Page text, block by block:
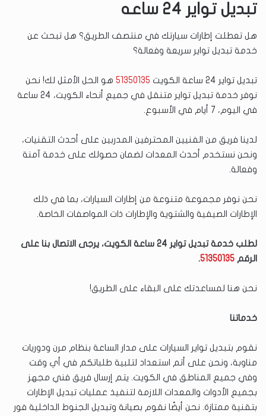
تبديل تواير 24 ساعه
هل تعطلت إطارات سيارتك في منتصف الطريق؟ هل تبحث عن
خدمة تبديل تواير سريعة وفعالة؟
تبديل تواير 24 ساعة الكويت 51350135 هو الحل الأمثل لك! نحن
نوفر خدمة تبديل تواير متنقل في جميع أنحاء الكويت، 24 ساعة
في اليوم، 7 أيام في الأسبوع.
لدينا فريق من الفنيين المحترفين المدربين على أحدث التقنيات،
ونحن نستخدم أحدث المعدات لضمان حصولك على خدمة آمنة
وفعالة.
نحن نوفر مجموعة متنوعة من إطارات السيارات، بما في ذلك
الإطارات الصيفية والشتوية والإطارات ذات المواصفات الخاصة.
لطلب خدمة تبديل تواير 24 ساعة الكويت، يرجى الاتصال بنا على
الرقم 51350135
.
نحن هنا لمساعدتك على البقاء على الطريق!
خدماتنا
نقوم بتبديل تواير السيارات على مدار الساعة بنظام مرن ودوريات
مناوبة، ونحن على أتم استعداد لتلبية طلباتكم في أي وقت
وفي جميع المناطق في الكويت. يتم إرسال فريق فني مجهز
بجميع الأدوات والمعدات اللازمة لتنفيذ عمليات تبديل الإطارات
بتقنية ممتازة. نحن أيضًا نقوم بصيانة وتبديل الجنوط الداخلية فور